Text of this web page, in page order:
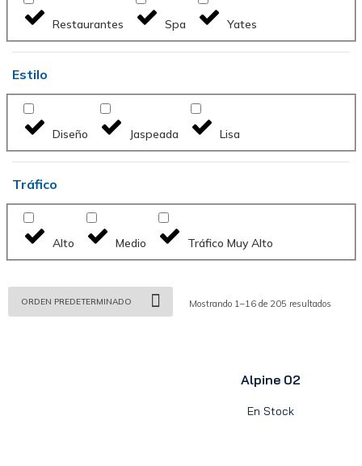
Restaurantes Spa Yates
Estilo
Diseño Jaspeada Lisa
Tráfico
Alto Medio Tráfico Muy Alto
Mostrando 1–16 de 205 resultados
Alpine 02
En Stock